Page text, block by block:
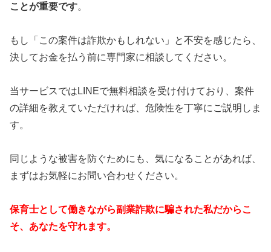
ことが重要です。
もし「この案件は詐欺かもしれない」と不安を感じたら、
決してお金を払う前に専門家に相談してください。
当サービスではLINEで無料相談を受け付けており、案件
の詳細を教えていただければ、危険性を丁寧にご説明しま
す。
同じような被害を防ぐためにも、気になることがあれば、
まずはお気軽にお問い合わせください。
保育士として働きながら副業詐欺に騙された私だからこ
そ、あなたを守れます。